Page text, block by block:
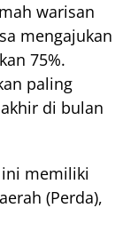
warisan
mengajukan
75%.
paling
di bulan
ini memiliki
(Perda),